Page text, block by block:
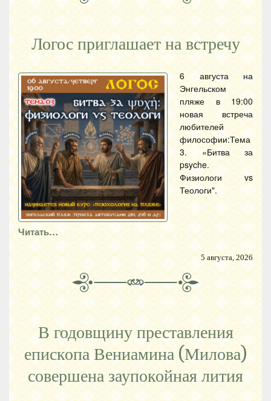
Логос приглашает на встречу
6 августа на
Энгельском
пляже в 19:00
новая встреча
любителей
философии:Тема
3. «Битва за
psyche.
Физиологи vs
Теологи".
Читать…
5 августа, 2026
В годовщину преставления
епископа Вениамина (Милова)
совершена заупокойная лития